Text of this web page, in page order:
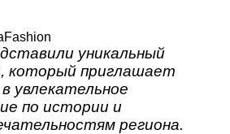
уникальный
который приглашает
увлекательное
по истории и
региона.